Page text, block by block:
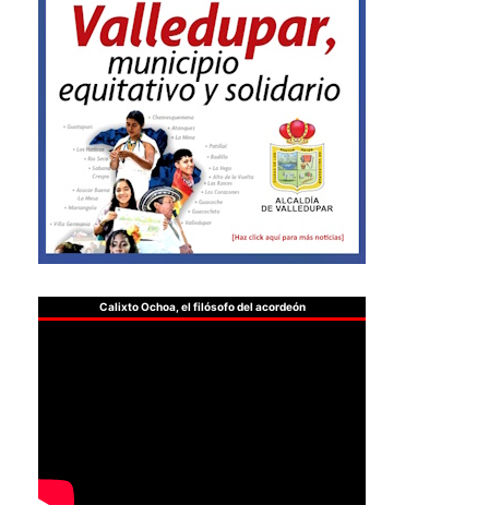
Calixto Ochoa, el filósofo del acordeón